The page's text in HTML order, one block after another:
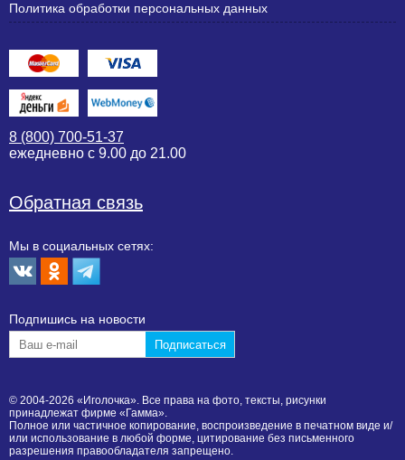
Политика обработки персональных данных
8 (800) 700-51-37
ежедневно с 9.00 до 21.00
Обратная связь
Мы в социальных сетях:
Подпишиcь на новости
© 2004-2026 «Иголочка». Все права на фото, тексты, рисунки
принадлежат фирме «Гамма».
Полное или частичное копирование, воспроизведение в печатном виде и/
или использование в любой форме, цитирование без письменного
разрешения правообладателя запрещено.